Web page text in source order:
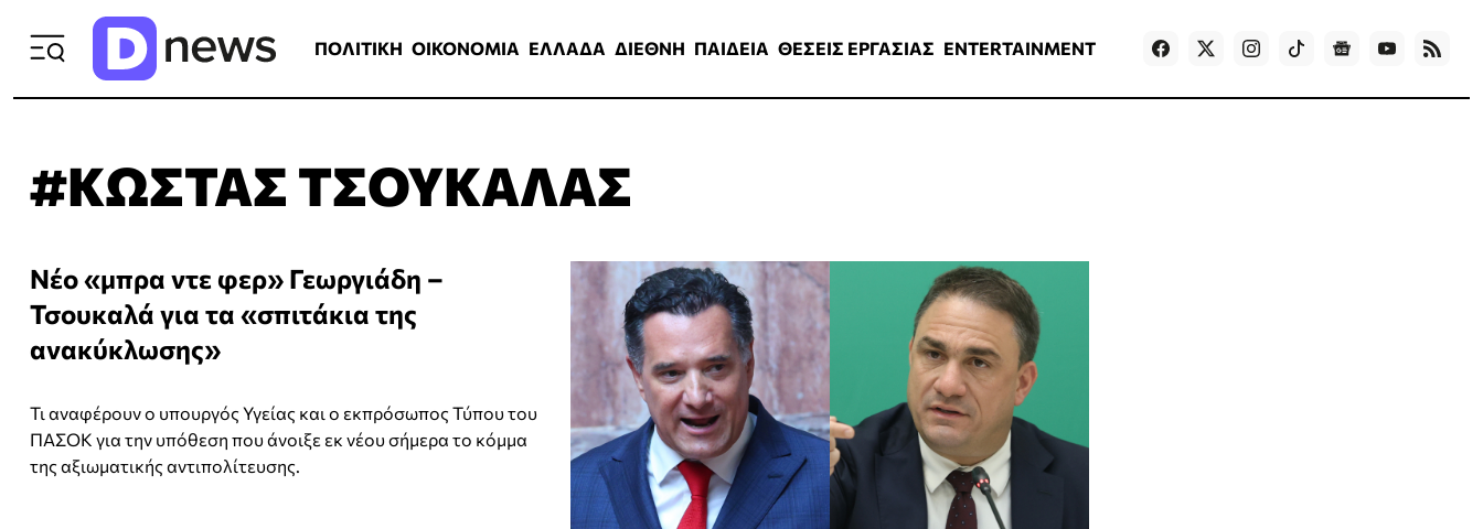
ΠΟΛΙΤΙΚΗ ΟΙΚΟΝΟΜΙΑ ΕΛΛΑΔΑ ΔΙΕΘΝΗ ΠΑΙΔΕΙΑ ΘΕΣΕΙΣ ΕΡΓΑΣΙΑΣ ENTERTAINMENT Games
#ΚΩΣΤΑΣ ΤΣΟΥΚΑΛΑΣ
Νέο «μπρα ντε φερ» Γεωργιάδη –
Τσουκαλά για τα «σπιτάκια της
ανακύκλωσης»
Τι αναφέρουν ο υπουργός Υγείας και ο εκπρόσωπος Τύπου του
ΠΑΣΟΚ για την υπόθεση που άνοιξε εκ νέου σήμερα το κόμμα
της αξιωματικής αντιπολίτευσης.